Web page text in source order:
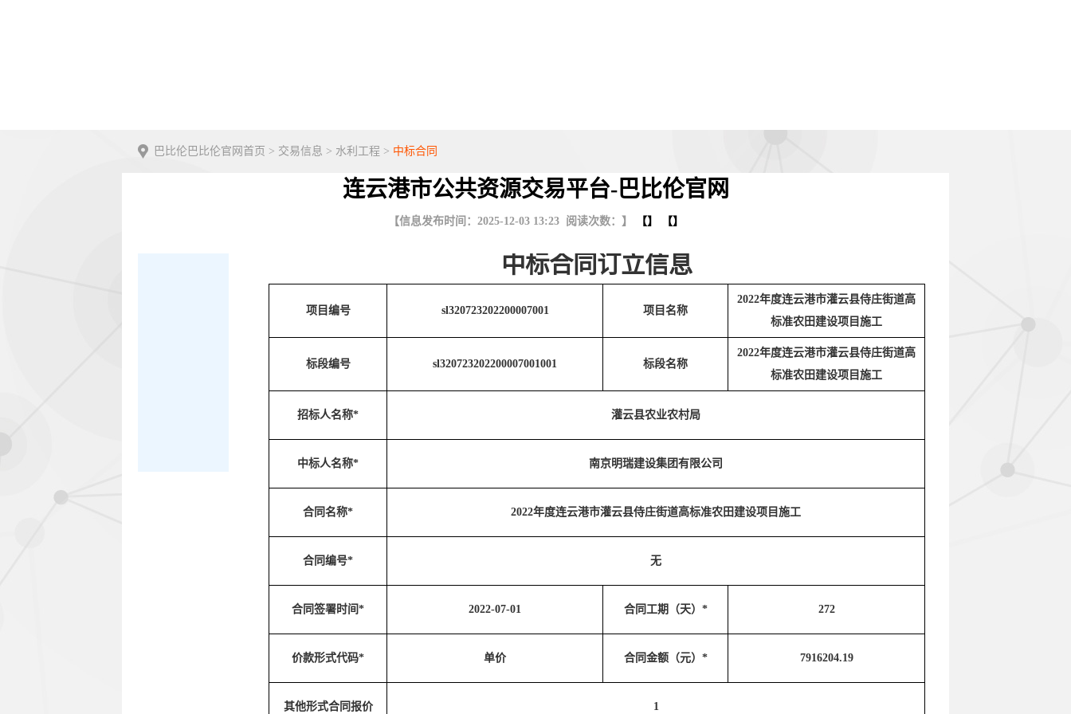
巴比伦巴比伦官网首页 > 交易信息 > 水利工程 > 中标合同
连云港市公共资源交易平台-巴比伦官网
【信息发布时间：2025-12-03 13:23 阅读次数：】 【】 【】
中标合同订立信息
项目编号 sl320723202200007001 项目名称
2022年度连云港市灌云县侍庄街道高
标准农田建设项目施工
标段编号 sl320723202200007001001 标段名称
2022年度连云港市灌云县侍庄街道高
标准农田建设项目施工
招标人名称* 灌云县农业农村局
中标人名称* 南京明瑞建设集团有限公司
合同名称* 2022年度连云港市灌云县侍庄街道高标准农田建设项目施工
合同编号* 无
合同签署时间* 2022-07-01 合同工期（天）* 272
价款形式代码* 单价 合同金额（元）* 7916204.19
其他形式合同报价 1